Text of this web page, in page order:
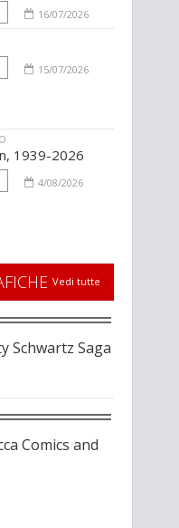
16/07/2026
15/07/2026
1939-2026
4/08/2026
Vedi tutte
Schwartz Saga
Comics and